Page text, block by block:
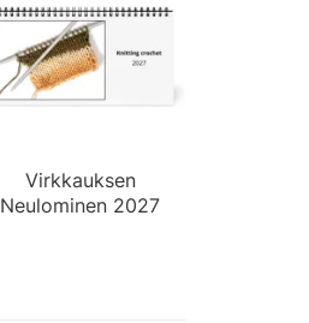
Virkkauksen
Neulominen 2027